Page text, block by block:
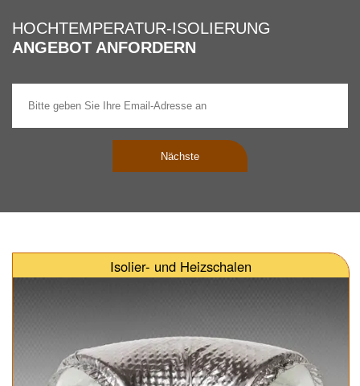
HOCHTEMPERATUR-ISOLIERUNG
ANGEBOT ANFORDERN
Nächste
Isolier- und Heizschalen